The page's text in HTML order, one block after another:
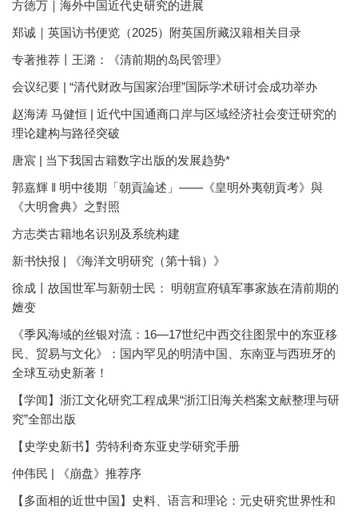
方徳万｜海外中国近代史研究的进展
郑诚｜英国访书便览（2025）附英国所藏汉籍相关目录
专著推荐丨王潞：《清前期的岛民管理》
会议纪要 | “清代财政与国家治理”国际学术研讨会成功举办
赵海涛 马健恒 | 近代中国通商口岸与区域经济社会变迁研究的
理论建构与路径突破
唐宸 | 当下我国古籍数字出版的发展趋势*
郭嘉輝 ‖ 明中後期「朝貢論述」——《皇明外夷朝貢考》與
《大明會典》之對照
方志类古籍地名识别及系统构建
新书快报 | 《海洋文明研究（第十辑）》
徐成丨故国世军与新朝士民： 明朝宣府镇军事家族在清前期的
嬗变
《季风海域的丝银对流：16—17世纪中西交往图景中的东亚移
民、贸易与文化》：国内罕见的明清中国、东南亚与西班牙的
全球互动史新著！
【学闻】浙江文化研究工程成果“浙江旧海关档案文献整理与研
究”全部出版
【史学史新书】劳特利奇东亚史学研究手册
仲伟民 | 《崩盘》推荐序
【多面相的近世中国】史料、语言和理论：元史研究世界性和